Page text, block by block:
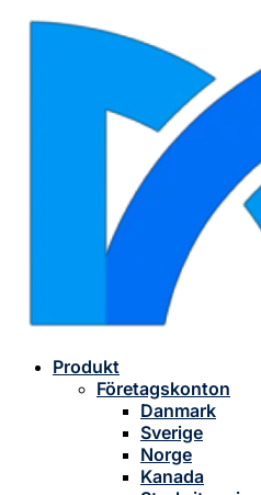
Produkt
Företagskonton
Danmark
Sverige
Norge
Kanada